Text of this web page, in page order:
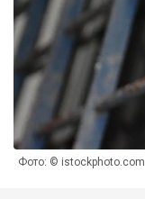
Фото: © istockphoto.com